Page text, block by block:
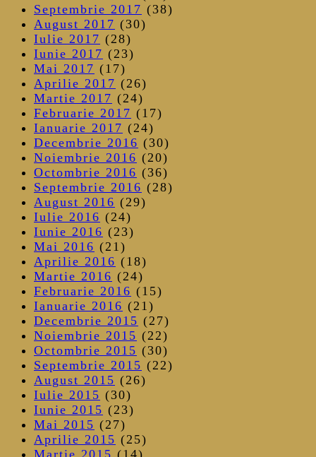
Septembrie 2017 (38)
August 2017 (30)
Iulie 2017 (28)
Iunie 2017 (23)
Mai 2017 (17)
Aprilie 2017 (26)
Martie 2017 (24)
Februarie 2017 (17)
Ianuarie 2017 (24)
Decembrie 2016 (30)
Noiembrie 2016 (20)
Octombrie 2016 (36)
Septembrie 2016 (28)
August 2016 (29)
Iulie 2016 (24)
Iunie 2016 (23)
Mai 2016 (21)
Aprilie 2016 (18)
Martie 2016 (24)
Februarie 2016 (15)
Ianuarie 2016 (21)
Decembrie 2015 (27)
Noiembrie 2015 (22)
Octombrie 2015 (30)
Septembrie 2015 (22)
August 2015 (26)
Iulie 2015 (30)
Iunie 2015 (23)
Mai 2015 (27)
Aprilie 2015 (25)
Martie 2015 (14)